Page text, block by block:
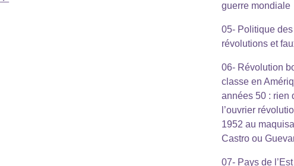
guerre mondiale
05- Politique
révolutions et
06- Révolution
classe en
années 50 : rien
l’ouvrier
1952 au
Castro ou
07- Pays de